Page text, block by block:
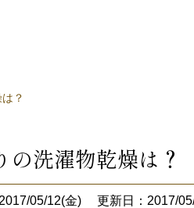
？
の洗濯物乾燥は？
05/12(金) 更新日：2017/